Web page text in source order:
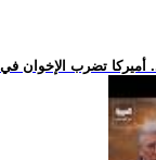
أميركا تضرب الإخوان